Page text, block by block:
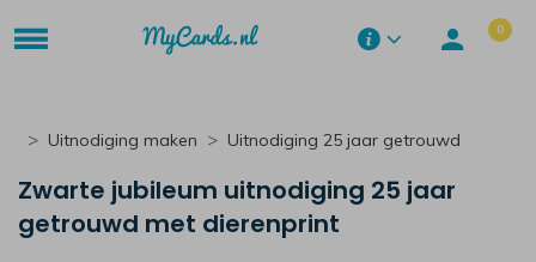
0
Uitnodiging maken Uitnodiging 25 jaar getrouwd
Zwarte jubileum uitnodiging 25 jaar
getrouwd met dierenprint